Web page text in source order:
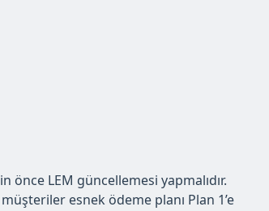
önce LEM güncellemesi yapmalıdır.
esnek ödeme planı Plan 1’e